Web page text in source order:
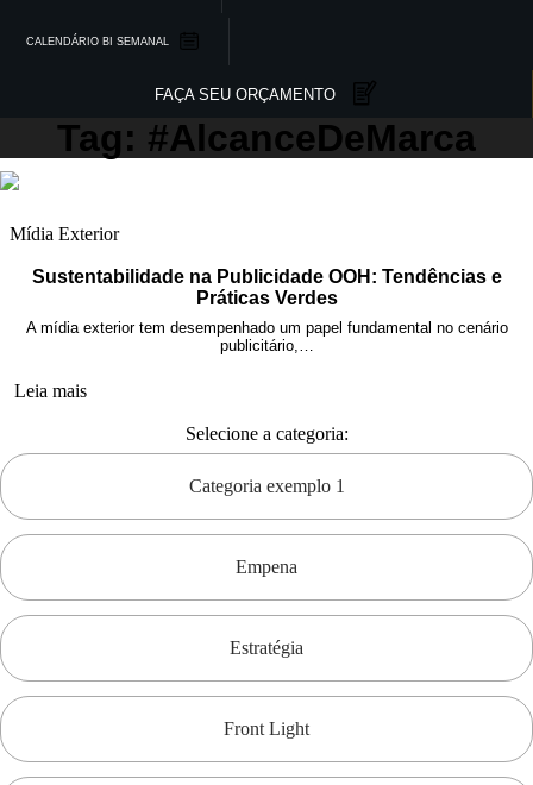
CALENDÁRIO BI SEMANAL
FAÇA SEU ORÇAMENTO
Tag: #AlcanceDeMarca
Mídia Exterior
Sustentabilidade na Publicidade OOH: Tendências e
Práticas Verdes
A mídia exterior tem desempenhado um papel fundamental no cenário
publicitário,…
Leia mais
Selecione a categoria:
Categoria exemplo 1
Empena
Estratégia
Front Light